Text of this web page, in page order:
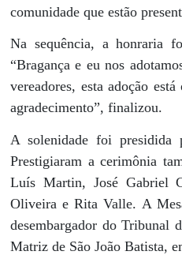
comunidade que estão
Na sequência, a honraria
“Bragança e eu nos
vereadores, esta adoção
agradecimento”, finalizou.
A solenidade foi presidida
Prestigiaram a cerimônia
Luís Martin, José Gabriel
Oliveira e Rita Valle. A
desembargador do Tribunal
Matriz de São João Batista,